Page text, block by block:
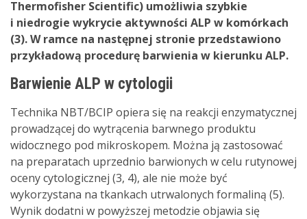
Thermofisher Scientific) umożliwia szybkie
i niedrogie wykrycie aktywności ALP w komórkach
(3). W ramce na następnej stronie przedstawiono
przykładową procedurę barwienia w kierunku ALP.
Barwienie ALP w cytologii
Technika NBT/BCIP opiera się na reakcji enzymatycznej
prowadzącej do wytrącenia barwnego produktu
widocznego pod mikroskopem. Można ją zastosować
na preparatach uprzednio barwionych w celu rutynowej
oceny cytologicznej (3, 4), ale nie może być
wykorzystana na tkankach utrwalonych formaliną (5).
Wynik dodatni w powyższej metodzie objawia się